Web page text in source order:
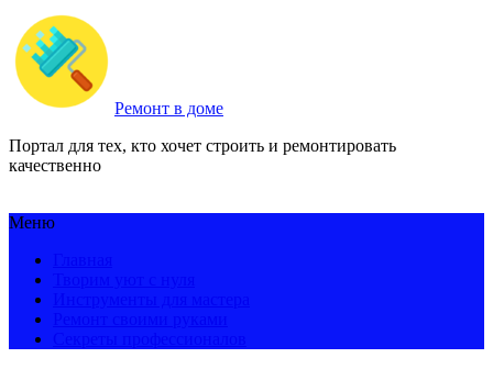
Ремонт в доме
Портал для тех, кто хочет строить и ремонтировать
качественно
Меню